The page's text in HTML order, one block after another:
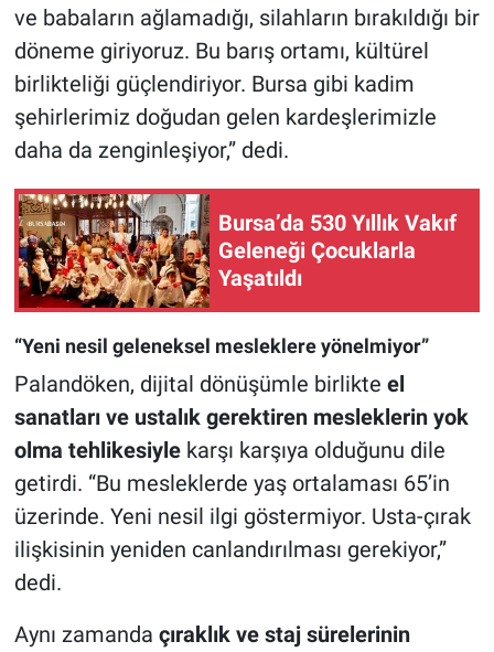
ve babaların ağlamadığı, silahların bırakıldığı bir
döneme giriyoruz. Bu barış ortamı, kültürel
birlikteliği güçlendiriyor. Bursa gibi kadim
şehirlerimiz doğudan gelen kardeşlerimizle
daha da zenginleşiyor,” dedi.
Bursa’da 530 Yıllık Vakıf
Geleneği Çocuklarla
Yaşatıldı
“Yeni nesil geleneksel mesleklere yönelmiyor”
Palandöken, dijital dönüşümle birlikte el
sanatları ve ustalık gerektiren mesleklerin yok
olma tehlikesiylekarşı karşıya olduğunu dile
getirdi. “Bu mesleklerde yaş ortalaması 65’in
üzerinde. Yeni nesil ilgi göstermiyor. Usta-çırak
ilişkisinin yeniden canlandırılması gerekiyor,”
dedi.
Aynı zamanda çıraklık ve staj sürelerinin